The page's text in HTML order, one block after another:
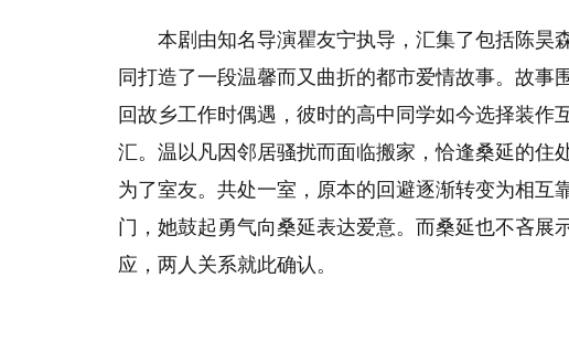
本剧由知名导演瞿友宁执导，汇集了包括陈昊
同打造了一段温馨而又曲折的都市爱情故事。故事
回故乡工作时偶遇，彼时的高中同学如今选择装作
汇。温以凡因邻居骚扰而面临搬家，恰逢桑延的住
为了室友。共处一室，原本的回避逐渐转变为相互
门，她鼓起勇气向桑延表达爱意。而桑延也不吝展
应，两人关系就此确认。